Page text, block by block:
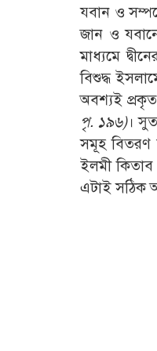
যবান ও
জান ও
মাধ্যমে
বিশুদ্ধ
অবশ্যই প্রকৃত
পৃ. ১৯৬)।
সমূহ বিতরণ
ইলমী কিতাব
এটাই সঠিক